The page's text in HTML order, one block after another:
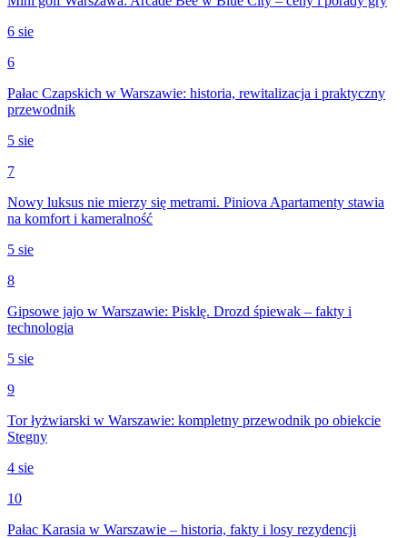
6 sie
6
Pałac Czapskich w Warszawie: historia, rewitalizacja i praktyczny
przewodnik
5 sie
7
Nowy luksus nie mierzy się metrami. Piniova Apartamenty stawia
na komfort i kameralność
5 sie
8
Gipsowe jajo w Warszawie: Pisklę. Drozd śpiewak – fakty i
technologia
5 sie
9
Tor łyżwiarski w Warszawie: kompletny przewodnik po obiekcie
Stegny
4 sie
10
Pałac Karasia w Warszawie – historia, fakty i losy rezydencji